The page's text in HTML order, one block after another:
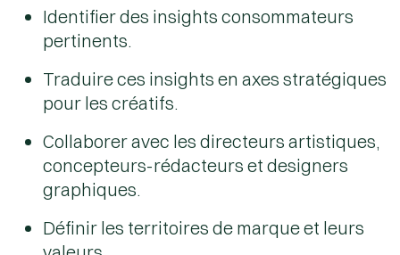
Identifier des insights consommateurs
pertinents.
Traduire ces insights en axes stratégiques
pour les créatifs.
Collaborer avec les directeurs artistiques,
concepteurs-rédacteurs et designers
graphiques.
Définir les territoires de marqueet leurs